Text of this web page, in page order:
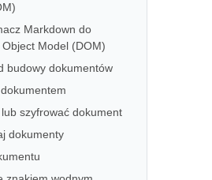
Markdown do
Model (DOM)
budowy dokumentów
szyfrować dokument
dokumenty